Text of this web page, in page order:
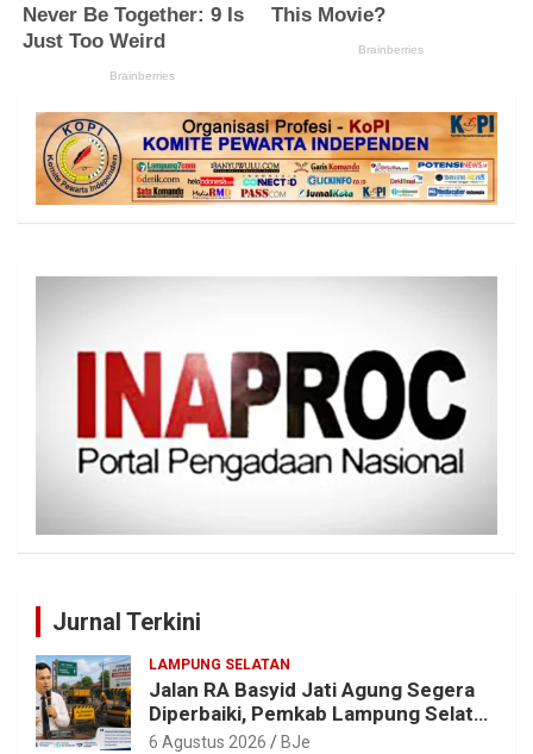
Jurnal Terkini
LAMPUNG SELATAN
Jalan RA Basyid Jati Agung Segera
Diperbaiki, Pemkab Lampung Selatan
Alokasikan Rp1,13 Miliar
6 Agustus 2026 BJe